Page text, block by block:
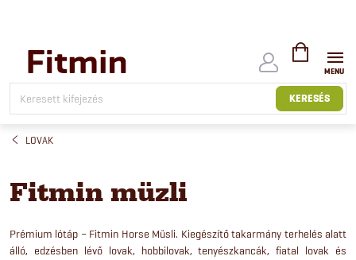
tartalomhoz
KERESÉS
KOSÁR
LOVAK
Fitmin müzli
Prémium lótáp – Fitmin Horse Müsli. Kiegészítő takarmány terhelés alatt
álló, edzésben lévő lovak, hobbilovak, tenyészkancák, fiatal lovak és